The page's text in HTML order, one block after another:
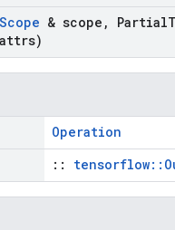
Scope & scope , Partial
Operation
::